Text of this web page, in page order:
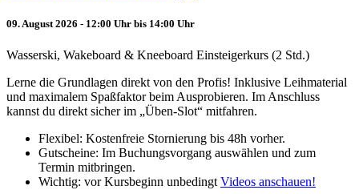
09. August 2026 - 12:00 Uhr bis 14:00 Uhr
Wasserski, Wakeboard & Kneeboard Einsteigerkurs (2 Std.)
Lerne die Grundlagen direkt von den Profis! Inklusive Leihmaterial
und maximalem Spaßfaktor beim Ausprobieren. Im Anschluss
kannst du direkt sicher im „Üben-Slot“ mitfahren.
Flexibel: Kostenfreie Stornierung bis 48h vorher.
Gutscheine: Im Buchungsvorgang auswählen und zum
Termin mitbringen.
Wichtig: vor Kursbeginn unbedingt Videos anschauen!